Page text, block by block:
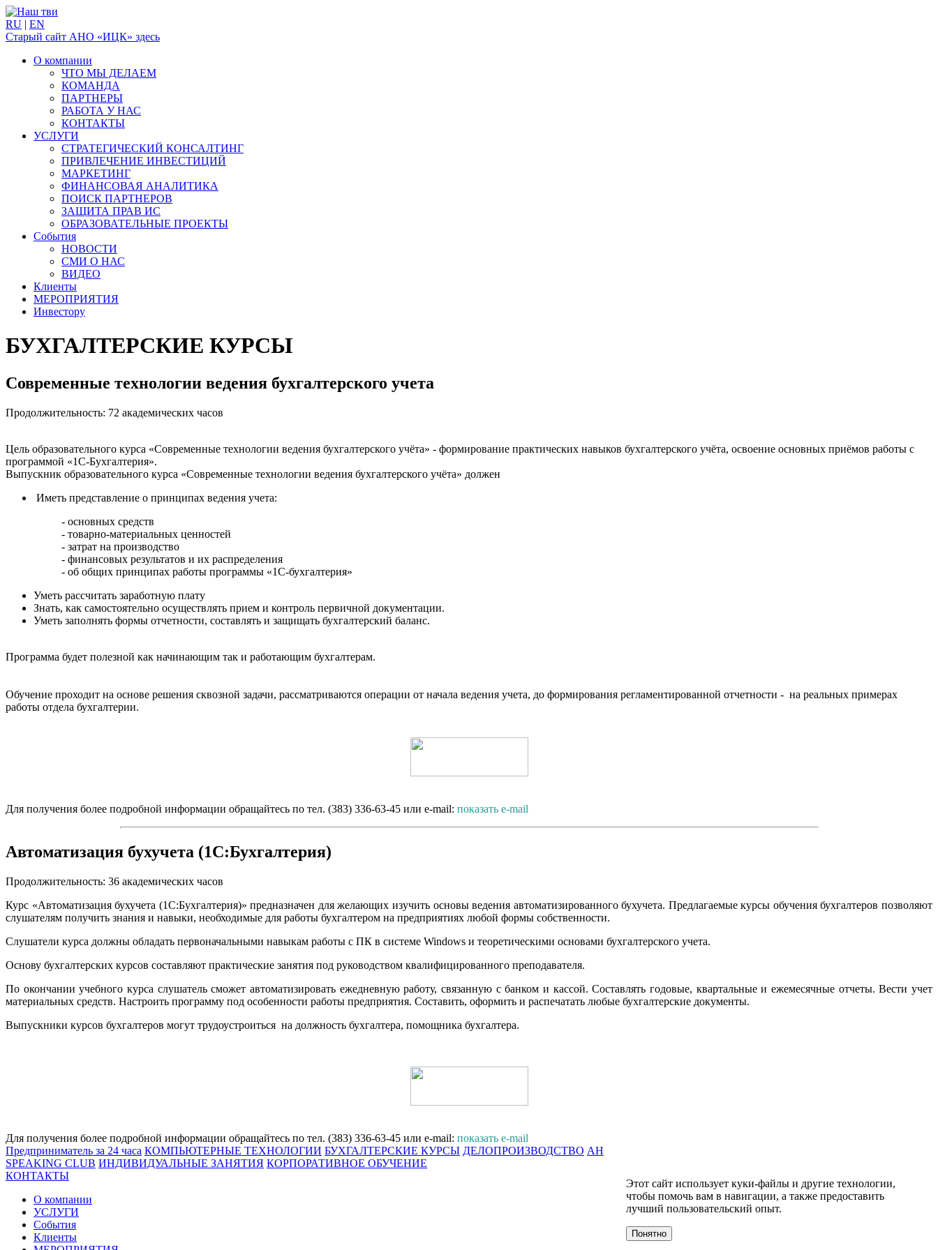
RU | EN
Старый сайт АНО «ИЦК» здесь
О компании
ЧТО МЫ ДЕЛАЕМ
КОМАНДА
ПАРТНЕРЫ
РАБОТА У НАС
КОНТАКТЫ
УСЛУГИ
СТРАТЕГИЧЕСКИЙ КОНСАЛТИНГ
ПРИВЛЕЧЕНИЕ ИНВЕСТИЦИЙ
МАРКЕТИНГ
ФИНАНСОВАЯ АНАЛИТИКА
ПОИСК ПАРТНЕРОВ
ЗАЩИТА ПРАВ ИС
ОБРАЗОВАТЕЛЬНЫЕ ПРОЕКТЫ
События
НОВОСТИ
СМИ О НАС
ВИДЕО
Клиенты
МЕРОПРИЯТИЯ
Инвестору
БУХГАЛТЕРСКИЕ КУРСЫ
Современные технологии ведения бухгалтерского учета
Продолжительность: 72 академических часов
Цель образовательного курса «Современные технологии ведения бухгалтерского учёта» - формирование практических навыков бухгалтерского учёта, освоение основных приёмов работы с
программой «1С-Бухгалтерия».
Выпускник образовательного курса «Современные технологии ведения бухгалтерского учёта» должен
Иметь представление о принципах ведения учета:
- основных средств
- товарно-материальных ценностей
- затрат на производство
- финансовых результатов и их распределения
- об общих принципах работы программы «1С-бухгалтерия»
Уметь рассчитать заработную плату
Знать, как самостоятельно осуществлять прием и контроль первичной документации.
Уметь заполнять формы отчетности, составлять и защищать бухгалтерский баланс.
Программа будет полезной как начинающим так и работающим бухгалтерам.
Обучение проходит на основе решения сквозной задачи, рассматриваются операции от начала ведения учета, до формирования регламентированной отчетности - на реальных примерах
работы отдела бухгалтерии.
Для получения более подробной информации обращайтесь по тел. (383) 336-63-45 или e-mail: показать e-mail
Автоматизация бухучета (1C:Бухгалтерия)
Продолжительность: 36 академических часов
Курс «Автоматизация бухучета (1C:Бухгалтерия)» предназначен для желающих изучить основы ведения автоматизированного бухучета. Предлагаемые курсы обучения бухгалтеров позволяют
слушателям получить знания и навыки, необходимые для работы бухгалтером на предприятиях любой формы собственности.
Слушатели курса должны обладать первоначальными навыкам работы с ПК в системе Windows и теоретическими основами бухгалтерского учета.
Основу бухгалтерских курсов составляют практические занятия под руководством квалифицированного преподавателя.
По окончании учебного курса слушатель сможет автоматизировать ежедневную работу, связанную с банком и кассой. Составлять годовые, квартальные и ежемесячные отчеты. Вести учет
материальных средств. Настроить программу под особенности работы предприятия. Составить, оформить и распечатать любые бухгалтерские документы.
Выпускники курсов бухгалтеров могут трудоустроиться на должность бухгалтера, помощника бухгалтера.
Для получения более подробной информации обращайтесь по тел. (383) 336-63-45 или e-mail: показать e-mail
Предприниматель за 24 часа КОМПЬЮТЕРНЫЕ ТЕХНОЛОГИИ БУХГАЛТЕРСКИЕ КУРСЫ ДЕЛОПРОИЗВОДСТВО АНГЛИЙСКИЙ ЯЗЫК
SPEAKING CLUB ИНДИВИДУАЛЬНЫЕ ЗАНЯТИЯ КОРПОРАТИВНОЕ ОБУЧЕНИЕ
КОНТАКТЫ
О компании
УСЛУГИ
События
Клиенты
Этот сайт использует куки-файлы и другие технологии,
чтобы помочь вам в навигации, а также предоставить
лучший пользовательский опыт.
Понятно